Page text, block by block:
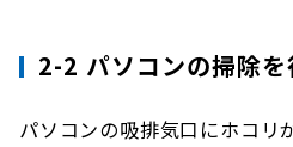
2-2 パソコンの掃除を
パソコンの吸排気口にホコリ